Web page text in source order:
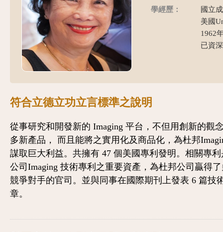
學經歷：
國立
美國
1962
已資
符合立德立功立言標準之說明
從事研究和開發新的 Imaging 平台，不但用創新的觀
多新產品， 而且能將之實用化及商品化，為杜邦
謀取巨大利益。共擁有 47 個美國專利發明。相關專
公司Imaging 技術專利之重要資產，為杜邦公司贏得
競爭對手的官司。並與同事在國際期刊上發表 6 篇技
章。